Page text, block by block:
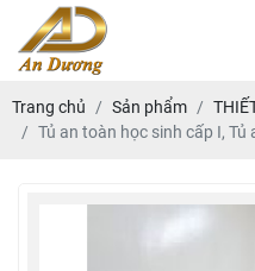
Trang chủ Sản phẩm
Tủ an toàn học sinh cấp I, Tủ